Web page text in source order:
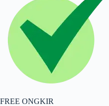
FREE ONGKIR